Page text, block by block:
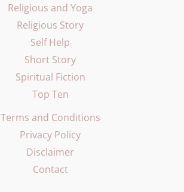
Religious and Yoga
Religious Story
Self Help
Short Story
Spiritual Fiction
Top Ten
Terms and Conditions
Privacy Policy
Disclaimer
Contact